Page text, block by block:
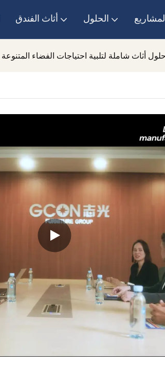
أثاث الفندق الحلول
أثاث GCON: حلول أثاث شاملة لتلبية احتياجات الفضاء المتنوعة